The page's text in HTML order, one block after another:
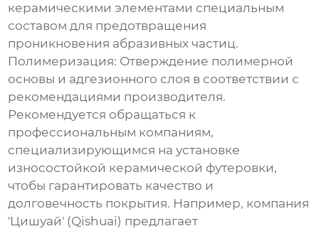
керамическими элементами специальным
составом для предотвращения
проникновения абразивных частиц.
Полимеризация: Отверждение полимерной
основы и адгезионного слоя в соответствии с
рекомендациями производителя.
Рекомендуется обращаться к
профессиональным компаниям,
специализирующимся на установке
износостойкой керамической футеровки,
чтобы гарантировать качество и
долговечность покрытия. Например, компания
'Цишуай' (Qishuai) предлагает